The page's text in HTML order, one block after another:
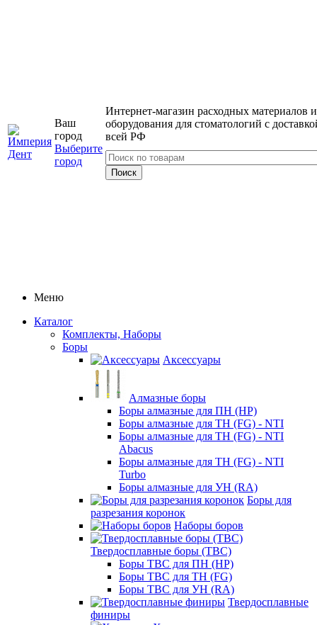
Ваш
город
Выберите
город
Интернет-магазин расходных материалов и
оборудования для стоматологий с
всей РФ
Меню
Каталог
Комплекты, Наборы
Боры
Аксессуары
Алмазные боры
Боры алмазные для ПН (HP)
Боры алмазные для ТН (FG) - NTI
Боры алмазные для ТН (FG) - NTI
Abacus
Боры алмазные для ТН (FG) - NTI
Turbo
Боры алмазные для УН (RA)
Боры для
разрезания коронок
Наборы боров
Твердосплавные боры (ТВС)
Боры ТВС для ПН (HP)
Боры ТВС для ТН (FG)
Боры ТВС для УН (RA)
Твердосплавные
финиры